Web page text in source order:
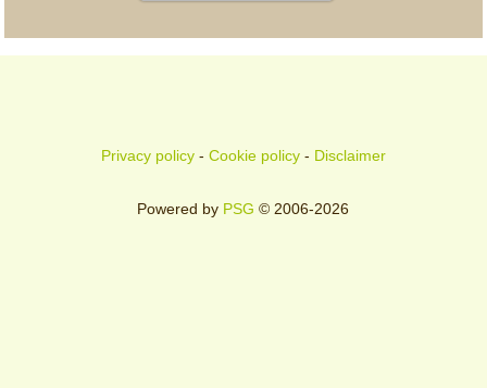
Privacy policy- Cookie policy- Disclaimer
Powered by PSG © 2006-2026